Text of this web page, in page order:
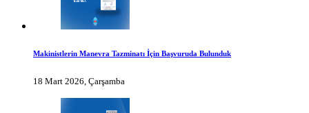
Makinistlerin Manevra Tazminatı İçin Başvuruda Bulunduk
18 Mart 2026, Çarşamba